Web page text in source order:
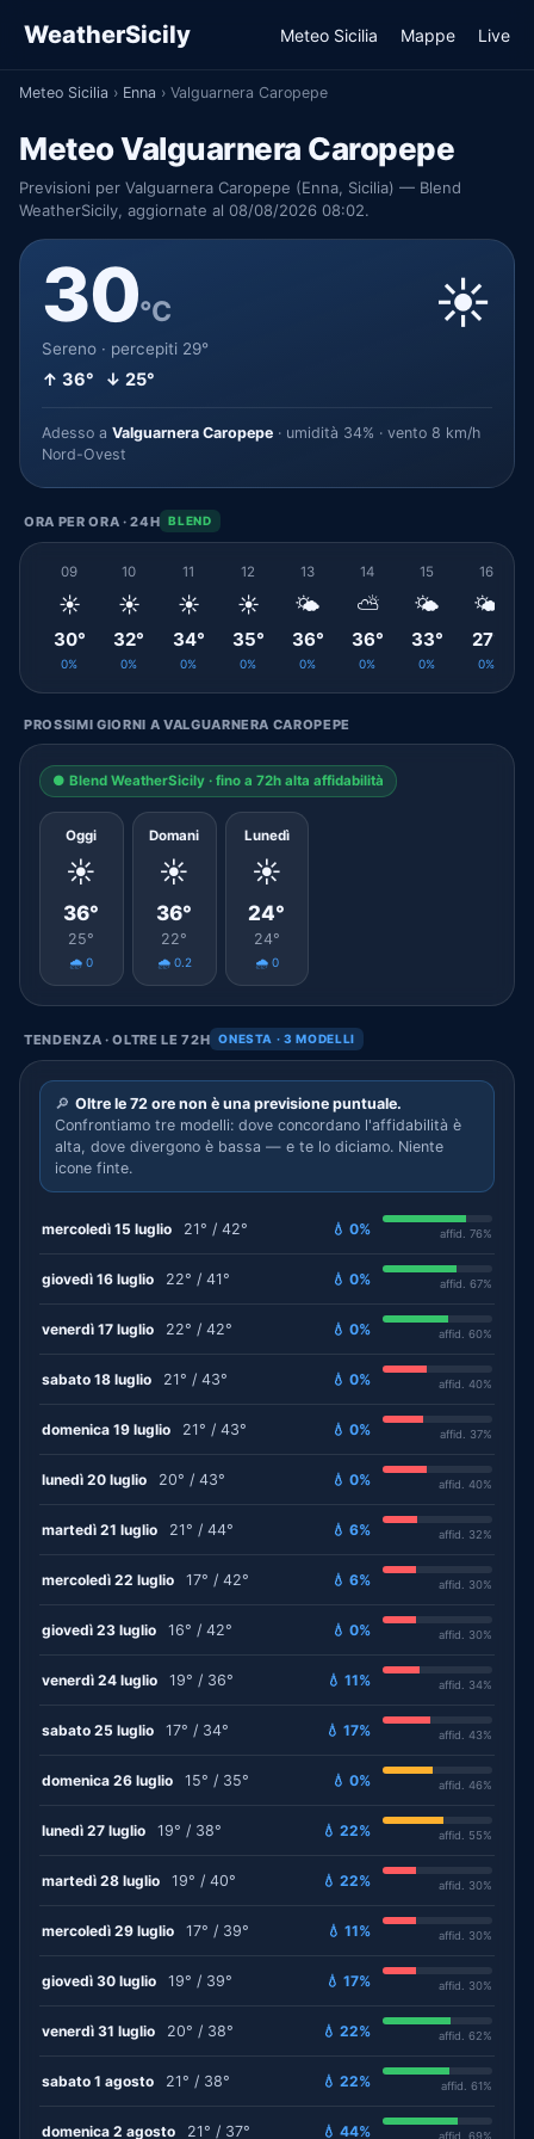
WeatherSicily Meteo Sicilia Mappe Live
Meteo Sicilia › Enna › Valguarnera Caropepe
Meteo Valguarnera Caropepe
Previsioni per Valguarnera Caropepe (Enna, Sicilia) — Blend
WeatherSicily, aggiornate al 08/08/2026 08:02.
30°C
Sereno · percepiti 29°
↑ 36° ↓ 25°
☀️
Adesso a Valguarnera Caropepe · umidità 34% · vento 8 km/h
Nord-Ovest
ORA PER ORA · 24H BLEND
09
☀️
30°
0%
10
☀️
32°
0%
11
☀️
34°
0%
12
☀️
35°
0%
13
🌤️
36°
0%
14
⛅
36°
0%
15
🌤️
33°
0%
16
🌤️
27°
0%
PROSSIMI GIORNI A VALGUARNERA CAROPEPE
● Blend WeatherSicily · fino a 72h alta affidabilità
Oggi
☀️
36°
25°
🌧️ 0
Domani
☀️
36°
22°
🌧️ 0.2
Lunedì
☀️
24°
24°
🌧️ 0
TENDENZA · OLTRE LE 72H ONESTA · 3 MODELLI
🔎 Oltre le 72 ore non è una previsione puntuale.
Confrontiamo tre modelli: dove concordano l'affidabilità è
alta, dove divergono è bassa — e te lo diciamo. Niente
icone finte.
mercoledì 15 luglio 21° / 42° 💧 0% affid. 76%
giovedì 16 luglio 22° / 41° 💧 0% affid. 67%
venerdì 17 luglio 22° / 42° 💧 0% affid. 60%
sabato 18 luglio 21° / 43° 💧 0% affid. 40%
domenica 19 luglio 21° / 43° 💧 0% affid. 37%
lunedì 20 luglio 20° / 43° 💧 0% affid. 40%
martedì 21 luglio 21° / 44° 💧 6% affid. 32%
mercoledì 22 luglio 17° / 42° 💧 6% affid. 30%
giovedì 23 luglio 16° / 42° 💧 0% affid. 30%
venerdì 24 luglio 19° / 36° 💧 11% affid. 34%
sabato 25 luglio 17° / 34° 💧 17% affid. 43%
domenica 26 luglio 15° / 35° 💧 0% affid. 46%
lunedì 27 luglio 19° / 38° 💧 22% affid. 55%
martedì 28 luglio 19° / 40° 💧 22% affid. 30%
mercoledì 29 luglio 17° / 39° 💧 11% affid. 30%
giovedì 30 luglio 19° / 39° 💧 17% affid. 30%
venerdì 31 luglio 20° / 38° 💧 22% affid. 62%
sabato 1 agosto 21° / 38° 💧 22% affid. 61%
domenica 2 agosto 21° / 37° 💧 44% affid. 69%